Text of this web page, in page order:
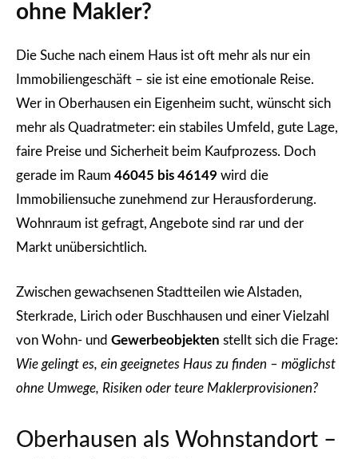
ohne Makler?
Die Suche nach einem Haus ist oft mehr als nur ein
Immobiliengeschäft – sie ist eine emotionale Reise.
Wer in Oberhausen ein Eigenheim sucht, wünscht sich
mehr als Quadratmeter: ein stabiles Umfeld, gute Lage,
faire Preise und Sicherheit beim Kaufprozess. Doch
gerade im Raum 46045 bis 46149 wird die
Immobiliensuche zunehmend zur Herausforderung.
Wohnraum ist gefragt, Angebote sind rar und der
Markt unübersichtlich.
Zwischen gewachsenen Stadtteilen wie Alstaden,
Sterkrade, Lirich oder Buschhausen und einer Vielzahl
von Wohn- und Gewerbeobjekten stellt sich die Frage:
Wie gelingt es, ein geeignetes Haus zu finden – möglichst
ohne Umwege, Risiken oder teure Maklerprovisionen?
Oberhausen als Wohnstandort –